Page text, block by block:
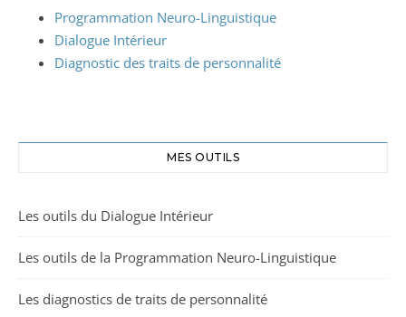
Programmation Neuro-Linguistique
Dialogue Intérieur
Diagnostic des traits de personnalité
MES OUTILS
Les outils du Dialogue Intérieur
Les outils de la Programmation Neuro-Linguistique
Les diagnostics de traits de personnalité